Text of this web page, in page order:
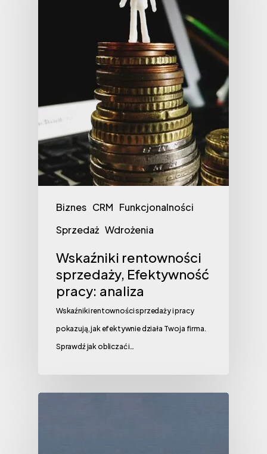
Biznes CRM Funkcjonalności
Sprzedaż Wdrożenia
Wskaźniki rentowności
sprzedaży, Efektywność
pracy: analiza
Wskaźniki rentowności sprzedaży i pracy
pokazują, jak efektywnie działa Twoja firma.
Sprawdź jak obliczać i…